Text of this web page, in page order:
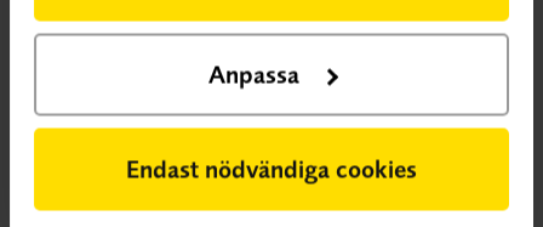
Anpassa
Endast nödvändiga cookies
VETENSKAPLIG KUNSKAPSLUCKAEn vetenskaplig
effekt eller att det saknas systematiska översikter.
Kunskapsluckorna publiceras på SBU:s webbplats. Ett syfte är att